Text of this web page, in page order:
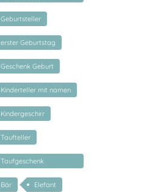
personalisierbar
Geburtsteller
erster Geburtstag
Geschenk Geburt
Kinderteller mit namen
Kindergeschirr
Taufteller
Taufgeschenk
personalisiert
Bär
Elefant